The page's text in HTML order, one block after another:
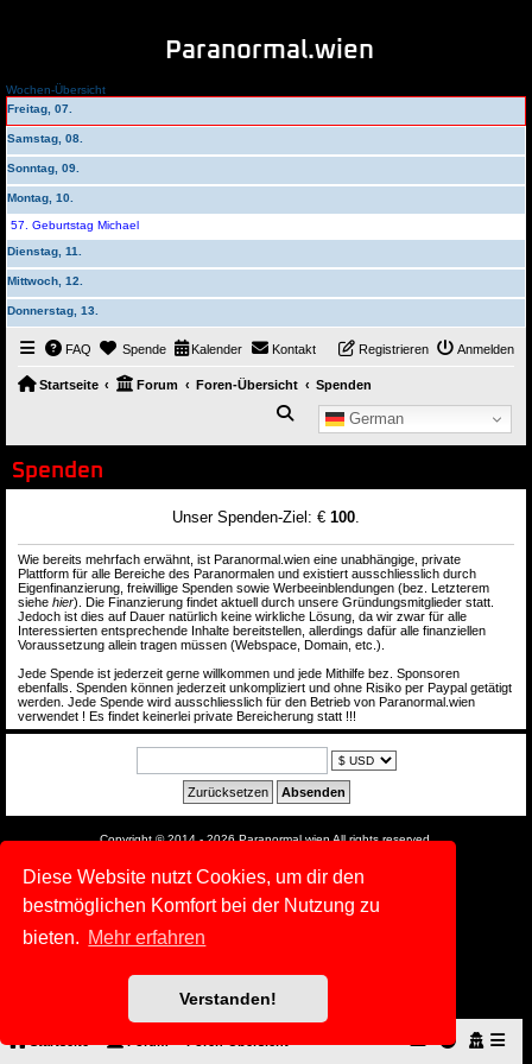
Diese Website nutzt Cookies, um dir den
bestmöglichen Komfort bei der Nutzung zu
bieten. Mehr erfahren
Verstanden!
Paranormal.wien
Wochen-Übersicht
Freitag, 07.
Samstag, 08.
Sonntag, 09.
Montag, 10.
57. Geburtstag Michael
Dienstag, 11.
Mittwoch, 12.
Donnerstag, 13.
FAQ Spende Kalender Kontakt Anmelden
Registrieren
Startseite Forum Foren-Übersicht Spenden
German
Suche
Spenden
Unser Spenden-Ziel: € 100.
Wie bereits mehrfach erwähnt, ist Paranormal.wien eine unabhängige, private
Plattform für alle Bereiche des Paranormalen und existiert ausschliesslich durch
Eigenfinanzierung, freiwillige Spenden sowie Werbeeinblendungen (bez. Letzterem
siehe hier). Die Finanzierung findet aktuell durch unsere Gründungsmitglieder statt.
Jedoch ist dies auf Dauer natürlich keine wirkliche Lösung, da wir zwar für alle
Interessierten entsprechende Inhalte bereitstellen, allerdings dafür alle finanziellen
Voraussetzung allein tragen müssen (Webspace, Domain, etc.).
Jede Spende ist jederzeit gerne willkommen und jede Mithilfe bez. Sponsoren
ebenfalls. Spenden können jederzeit unkompliziert und ohne Risiko per Paypal getätigt
werden. Jede Spende wird ausschliesslich für den Betrieb von Paranormal.wien
verwendet ! Es findet keinerlei private Bereicherung statt !!!
Copyright © 2014 - 2026 Paranormal.wien All rights reserved.
Powered by phpBB
® Forum Software © phpBB Limited
Deutsche Übersetzung durch
|
Default Avatar Extended
© 2017, 2018 - 3Di